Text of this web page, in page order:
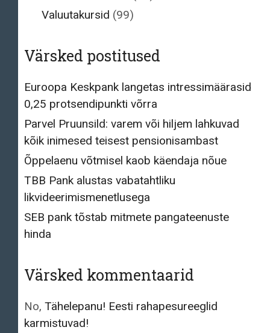
Valuutakursid (99)
Värsked postitused
Euroopa Keskpank langetas intressimäärasid
0,25 protsendipunkti võrra
Parvel Pruunsild: varem või hiljem lahkuvad
kõik inimesed teisest pensionisambast
Õppelaenu võtmisel kaob käendaja nõue
TBB Pank alustas vabatahtliku
likvideerimismenetlusega
SEB pank tõstab mitmete pangateenuste
hinda
Värsked kommentaarid
No, Tähelepanu! Eesti rahapesureeglid
karmistuvad!